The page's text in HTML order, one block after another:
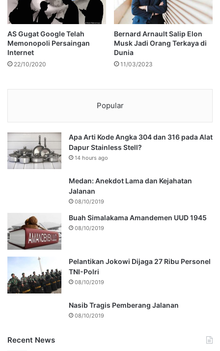
AS Gugat Google Telah
Memonopoli Persaingan
Internet
22/10/2020
Bernard Arnault Salip Elon
Musk Jadi Orang Terkaya di
Dunia
11/03/2023
Popular
Apa Arti Kode Angka 304 dan 316 pada Alat
Dapur Stainless Stell?
14 hours ago
Medan: Anekdot Lama dan Kejahatan
Jalanan
08/10/2019
Buah Simalakama Amandemen UUD 1945
08/10/2019
Pelantikan Jokowi Dijaga 27 Ribu Personel
TNI-Polri
08/10/2019
Nasib Tragis Pemberang Jalanan
08/10/2019
Recent News